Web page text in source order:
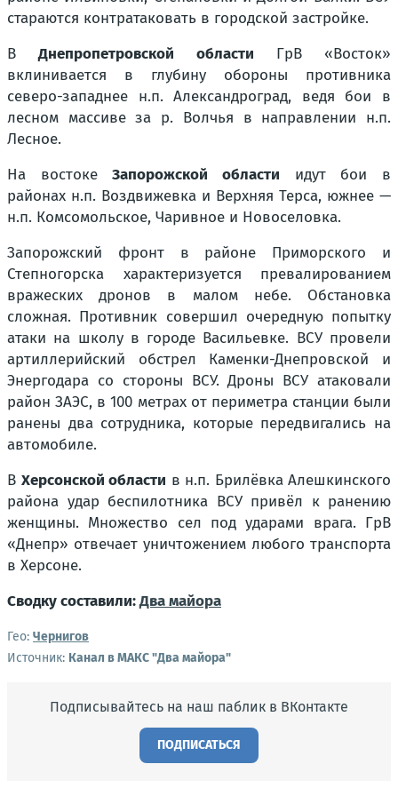
стараются контратаковать в городской застройке.
ВДнепропетровской области ГрВ «Восток»
вклинивается в глубину обороны противника
северо-западнее н.п. Александроград, ведя бои в
лесном массиве за р. Волчья в направлении н.п.
Лесное.
На востокеЗапорожской области идут бои в
районах н.п. Воздвижевка и Верхняя Терса, южнее —
н.п. Комсомольское, Чаривное и Новоселовка.
Запорожский фронт в районе Приморского и
Степногорска характеризуется превалированием
вражеских дронов в малом небе. Обстановка
сложная. Противник совершил очередную попытку
атаки на школу в городе Васильевке. ВСУ провели
артиллерийский обстрел Каменки-Днепровской и
Энергодара со стороны ВСУ. Дроны ВСУ атаковали
район ЗАЭС, в 100 метрах от периметра станции были
ранены два сотрудника, которые передвигались на
автомобиле.
В Херсонской области в н.п. Брилёвка Алешкинского
района удар беспилотника ВСУ привёл к ранению
женщины. Множество сел под ударами врага. ГрВ
«Днепр» отвечает уничтожением любого транспорта
в Херсоне.
Сводку составили:Два майора
Гео: Чернигов
Источник: Канал в МАКС "Два майора"
Подписывайтесь на наш паблик в ВКонтакте
ПОДПИСАТЬСЯ